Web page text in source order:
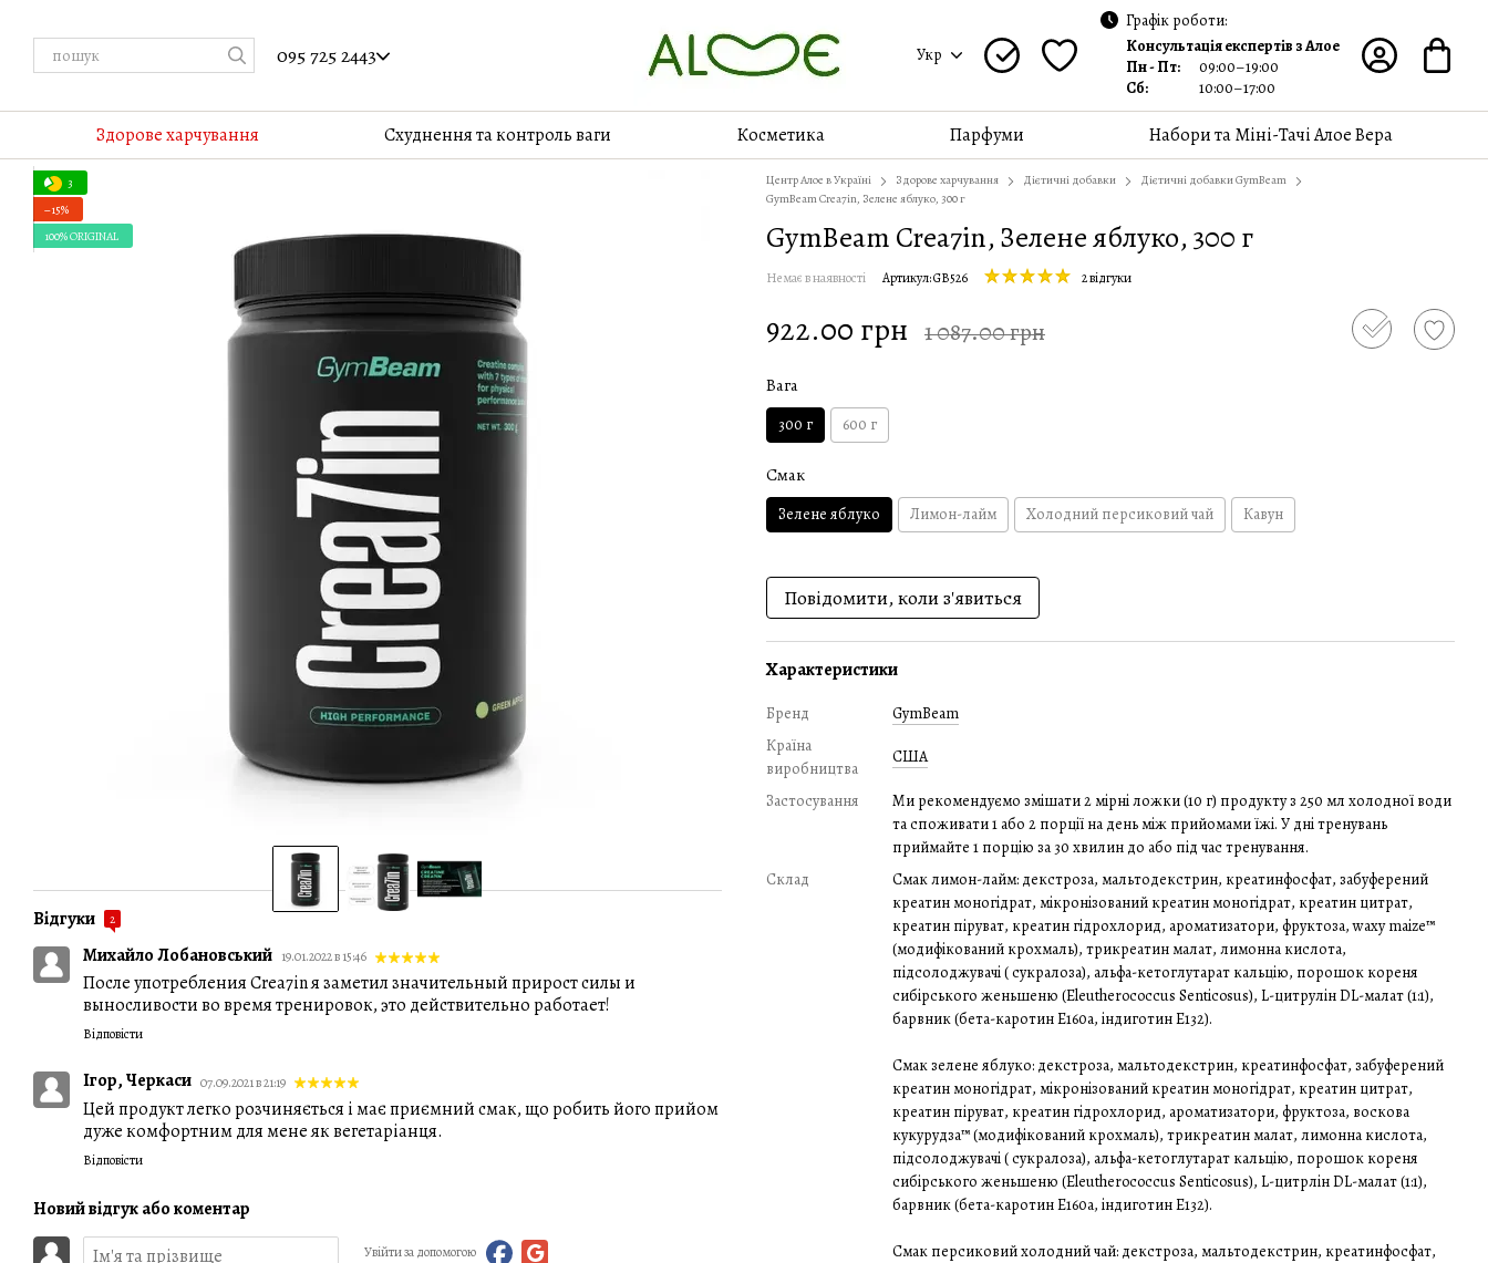
095 725 2443 Укр
Графік роботи:
Консультація експертів з Алое
Пн - Пт:
09:00–19:00
Сб:
10:00–17:00
Здорове харчування Cхуднення та контроль ваги Косметика Парфуми Набори та Міні-Тачі Алое Вера
3
−15%
100% ORIGINAL
Відгуки 2
Михайло Лобановський 19.01.2022 в 15:46
После употребления Crea7in я заметил значительный прирост силы и
выносливости во время тренировок, это действительно работает!
Відповісти
Ігор, Черкаси 07.09.2021 в 21:19
Цей продукт легко розчиняється і має приємний смак, що робить його прийом
дуже комфортним для мене як вегетаріанця.
Відповісти
Новий відгук або коментар
Увійти за допомогою
Центр Алое в Україні Здорове харчування Дієтичні добавки
Дієтичні добавки GymBeam
GymBeam Crea7in, Зелене яблуко, 300 г
GymBeam Crea7in, Зелене яблуко, 300 г
Немає в наявності Артикул: GB526 2 відгуки
922.00 грн 1 087.00 грн
Вага
300 г 600 г
Смак
Зелене яблуко Лимон-лайм Холодний персиковий чай Кавун
Повідомити, коли з'явиться
Характеристики
Бренд
GymBeam
Країна
виробництва
США
Застосування
Ми рекомендуємо змішати 2 мірні ложки (10 г) продукту з 250 мл холодної води
та споживати 1 або 2 порції на день між прийомами їжі. У дні тренувань
приймайте 1 порцію за 30 хвилин до або під час тренування.
Склад
Смак лимон-лайм: декстроза, мальтодекстрин, креатинфосфат, забуферений
креатин моногідрат, мікронізований креатин моногідрат, креатин цитрат,
креатин піруват, креатин гідрохлорид, ароматизатори, фруктоза, waxy maize™
(модифікований крохмаль), трикреатин малат, лимонна кислота,
підсолоджувачі ( сукралоза), альфа-кетоглутарат кальцію, порошок кореня
сибірського женьшеню (Eleutherococcus Senticosus), L-цитрулін DL-малат (1:1),
барвник (бета-каротин E160a, індиготин E132).
Смак зелене яблуко: декстроза, мальтодекстрин, креатинфосфат, забуферений
креатин моногідрат, мікронізований креатин моногідрат, креатин цитрат,
креатин піруват, креатин гідрохлорид, ароматизатори, фруктоза, воскова
кукурудза™ (модифікований крохмаль), трикреатин малат, лимонна кислота,
підсолоджувачі ( сукралоза), альфа-кетоглутарат кальцію, порошок кореня
сибірського женьшеню (Eleutherococcus Senticosus), L-цитрлін DL-малат (1:1),
барвник (бета-каротин E160a, індиготин E132).
Смак персиковий холодний чай: декстроза, мальтодекстрин, креатинфосфат,